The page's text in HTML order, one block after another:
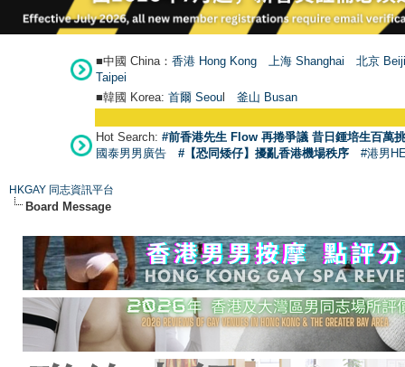
■中國 China： 香港 Hong Kong 上海 Shanghai
北京
Taipei
■韓國 Korea: 首爾 Seoul 釜山 Busan
Hot Search: #前香港先生 Flow 再捲爭議 昔日鍾培生百萬
國泰男男廣告
#【恐同矮仔】擾亂香港機場秩序 #港男
HKGAY 同志資訊平台
Board Message